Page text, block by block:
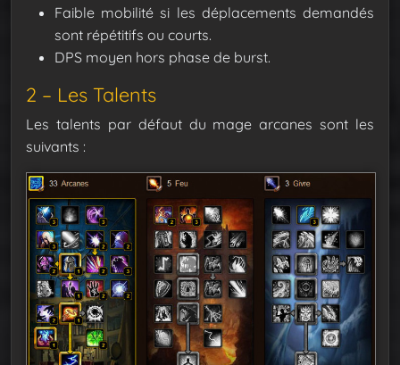
Faible mobilité si les déplacements demandés
sont répétitifs ou courts.
DPS moyen hors phase de burst.
2 – Les Talents
Les talents par défaut du mage arcanes sont les
suivants :